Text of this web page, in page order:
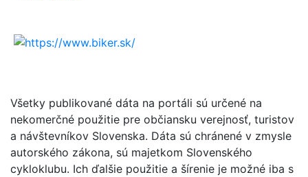
Všetky publikované dáta na portáli sú určené na
nekomerčné použitie pre občiansku verejnosť, turistov
a návštevníkov Slovenska. Dáta sú chránené v zmysle
autorského zákona, sú majetkom Slovenského
cykloklubu. Ich ďalšie použitie a šírenie je možné iba s